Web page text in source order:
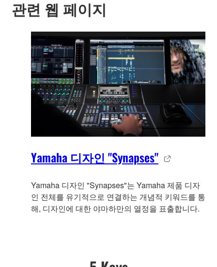
관련 웹 페이지
Yamaha 디자인 "Synapses"
Yamaha 디자인 "Synapses"는 Yamaha 제품 디자
인 전체를 유기적으로 연결하는 개념적 키워드를 통
해, 디자인에 대한 야마하만의 열정을 표출합니다.